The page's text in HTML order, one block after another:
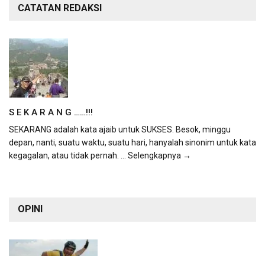
CATATAN REDAKSI
S E K A R A N G ……!!!
SEKARANG adalah kata ajaib untuk SUKSES. Besok, minggu
depan, nanti, suatu waktu, suatu hari, hanyalah sinonim untuk kata
kegagalan, atau tidak pernah. ... Selengkapnya →
OPINI